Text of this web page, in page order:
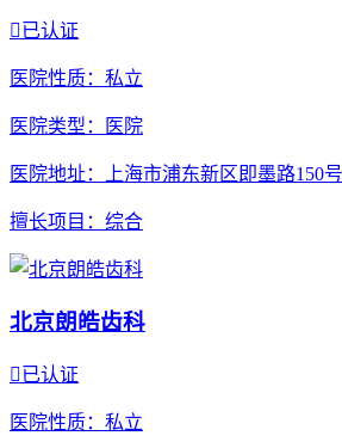
已认证
医院性质：私立
医院类型 ：医院
医院地址：上海市浦东新区即墨路150号
擅长项目 ：综合
北京朗皓齿科
已认证
医院性质：私立